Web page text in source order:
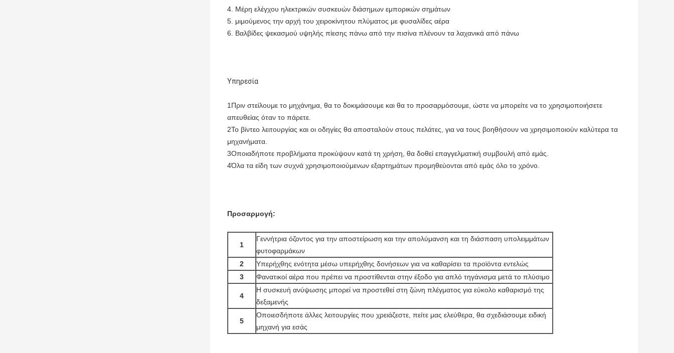
4. Μέρη ελέγχου ηλεκτρικών συσκευών διάσημων εμπορικών σημάτων
5. μιμούμενος την αρχή του χειροκίνητου πλύματος με φυσαλίδες αέρα
6. Βαλβίδες ψεκασμού υψηλής πίεσης πάνω από την πισίνα πλένουν τα λαχανικά από πάνω
Υπηρεσία
1Πριν στείλουμε το μηχάνημα, θα το δοκιμάσουμε και θα το προσαρμόσουμε, ώστε να μπορείτε να το χρησιμοποιήσετε
απευθείας όταν το πάρετε.
2Το βίντεο λειτουργίας και οι οδηγίες θα αποσταλούν στους πελάτες, για να τους βοηθήσουν να χρησιμοποιούν καλύτερα τα
μηχανήματα.
3Οποιαδήποτε προβλήματα προκύψουν κατά τη χρήση, θα δοθεί επαγγελματική συμβουλή από εμάς.
4Όλα τα είδη των συχνά χρησιμοποιούμενων εξαρτημάτων προμηθεύονται από εμάς όλο το χρόνο.
Προσαρμογή:
1
Γεννήτρια όζοντος για την αποστείρωση και την απολύμανση και τη διάσπαση υπολειμμάτων
φυτοφαρμάκων
2
Υπερήχθης ενότητα μέσω υπερήχθης δονήσεων για να καθαρίσει τα προϊόντα εντελώς
3
Φανατικοί αέρα που πρέπει να προστίθενται στην έξοδο για απλό τηγάνισμα μετά το πλύσιμο
4
Η συσκευή ανύψωσης μπορεί να προστεθεί στη ζώνη πλέγματος για εύκολο καθαρισμό της
δεξαμενής
5
Οποιεσδήποτε άλλες λειτουργίες που χρειάζεστε, πείτε μας ελεύθερα, θα σχεδιάσουμε ειδική
μηχανή για εσάς